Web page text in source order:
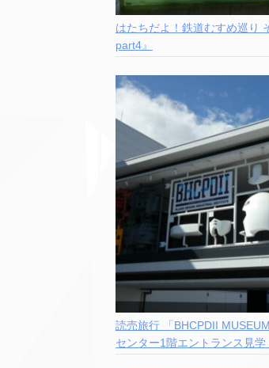
はたちだよ！鉄道むすめ巡り
part4』
読売旅行 「BHCPDII
センター1階エントランス見学